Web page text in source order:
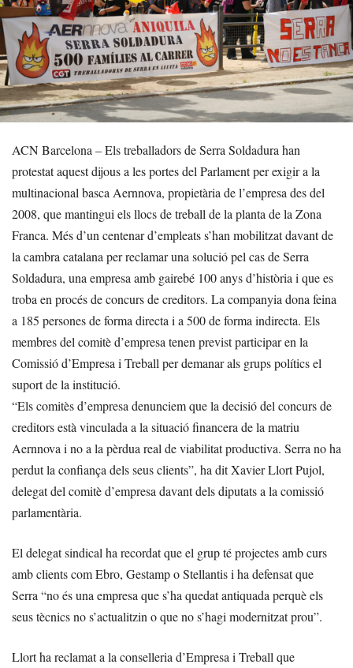
ACN Barcelona – Els treballadors de Serra Soldadura han
protestat aquest dijous a les portes del Parlament per exigir a la
multinacional basca Aernnova, propietària de l’empresa des del
2008, que mantingui els llocs de treball de la planta de la Zona
Franca. Més d’un centenar d’empleats s’han mobilitzat davant de
la cambra catalana per reclamar una solució pel cas de Serra
Soldadura, una empresa amb gairebé 100 anys d’història i que es
troba en procés de concurs de creditors. La companyia dona feina
a 185 persones de forma directa i a 500 de forma indirecta. Els
membres del comitè d’empresa tenen previst participar en la
Comissió d’Empresa i Treball per demanar als grups polítics el
suport de la institució.
“Els comitès d’empresa denunciem que la decisió del concurs de
creditors està vinculada a la situació financera de la matriu
Aernnova i no a la pèrdua real de viabilitat productiva. Serra no ha
perdut la confiança dels seus clients”, ha dit Xavier Llort Pujol,
delegat del comitè d’empresa davant dels diputats a la comissió
parlamentària.
El delegat sindical ha recordat que el grup té projectes amb curs
amb clients com Ebro, Gestamp o Stellantis i ha defensat que
Serra “no és una empresa que s’ha quedat antiquada perquè els
seus tècnics no s’actualitzin o que no s’hagi modernitzat prou”.
Llort ha reclamat a la conselleria d’Empresa i Treball que